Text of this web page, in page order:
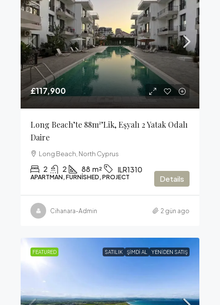
£117,900
Long Beach’te 88m²’lik, Eşyalı 2 Yatak Odalı
Daire
Long Beach, North Cyprus
2 2 88 m² ILR1310
APARTMAN, FURNISHED, PROJECT Details
Cihanara-Admin 2 gün ago
FEATURED SATILIK ŞIMDI AL YENIDEN SATIŞ